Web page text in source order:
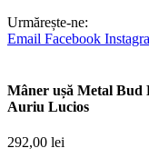
Urmărește-ne:
Email Facebook
Mâner ușă Metal Bud
Auriu Lucios
292,00 lei